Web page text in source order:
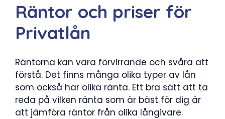
Räntor och priser för
Privatlån
Räntorna kan vara förvirrande och svåra att
förstå. Det finns många olika typer av lån
som också har olika ränta. Ett bra sätt att ta
reda på vilken ränta som är bäst för dig är
att jämföra räntor från olika långivare.